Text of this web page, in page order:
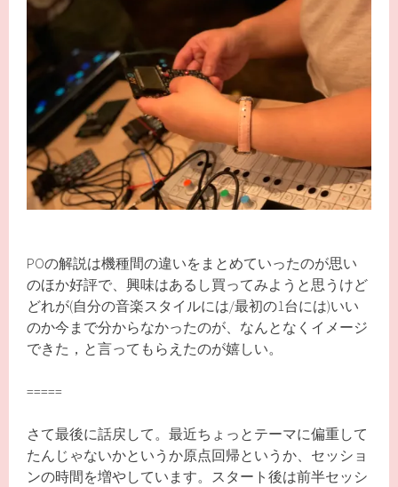
POの解説は機種間の違いをまとめていったのが思い
のほか好評で、興味はあるし買ってみようと思うけど
どれが(自分の音楽スタイルには/最初の1台には)いい
のか今まで分からなかったのが、なんとなくイメージ
できた，と言ってもらえたのが嬉しい。
=====
さて最後に話戻して。最近ちょっとテーマに偏重して
たんじゃないかというか原点回帰というか、セッショ
ンの時間を増やしています。スタート後は前半セッシ